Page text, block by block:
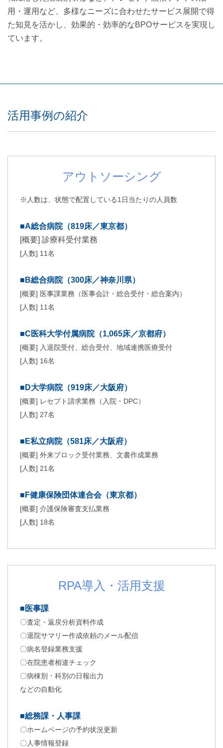
用・運用など、多様なニーズに合わせたサービス展開で得
た知見を活かし、効果的・効率的なBPOサービスを実現し
ています。
活用事例の紹介
アウトソーシング
※人数は、状態で配置している1日当たりの人員数
■A総合病院（819床／東京都）
[概要] 診療科受付業務
[人数] 11名
■B総合病院（300床／神奈川県）
[概要] 医事課業務（医事会計・総合受付・総合案内）
[人数] 11名
■C医科大学付属病院（1,065床／京都府）
[概要] 入退院受付、総合受付、地域連携医療受付
[人数] 16名
■D大学病院（919床／大阪府）
[概要] レセプト請求業務（入院・DPC）
[人数] 27名
■E私立病院（581床／大阪府）
[概要] 外来ブロック受付業務、文書作成業務
[人数] 21名
■F健康保険団体連合会（東京都）
[概要] 介護保険審査支払業務
[人数] 18名
RPA導入・活用支援
■医事課
〇査定・返戻分析資料作成
〇退院サマリー作成依頼のメール配信
〇病名登録業務支援
〇在院患者相違チェック
〇病棟別・科別の日報出力
などの自動化
■総務課・人事課
〇ホームページの予約状況更新
〇人事情報登録